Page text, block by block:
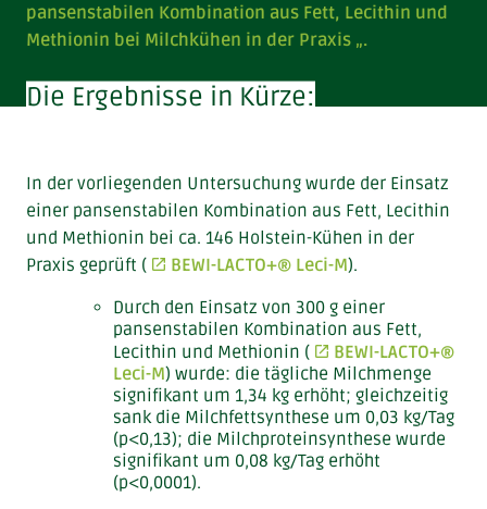
pansenstabilen Kombination aus Fett, Lecithin und
Methionin bei Milchkühen in der Praxis „.
Die Ergebnisse in Kürze:
In der vorliegenden Untersuchung wurde der Einsatz
einer pansenstabilen Kombination aus Fett, Lecithin
und Methionin bei ca. 146 Holstein-Kühen in der
Praxis geprüft (
BEWI-LACTO+® Leci-M).
Durch den Einsatz von 300 g einer
pansenstabilen Kombination aus Fett,
Lecithin und Methionin (
BEWI-LACTO+®
Leci-M) wurde: die tägliche Milchmenge
signifikant um 1,34 kg erhöht; gleichzeitig
sank die Milchfettsynthese um 0,03 kg/Tag
(p<0,13); die Milchproteinsynthese wurde
signifikant um 0,08 kg/Tag erhöht
(p<0,0001).